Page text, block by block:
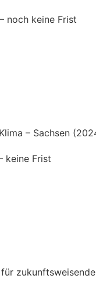
noch keine Frist
– Sachsen
keine Frist